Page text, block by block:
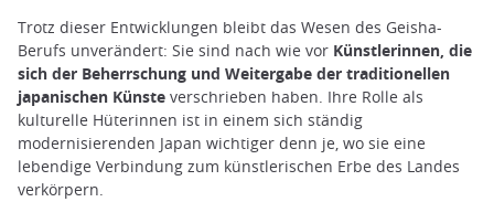
Trotz dieser Entwicklungen bleibt das Wesen des Geisha-
Berufs unverändert: Sie sind nach wie vor Künstlerinnen, die
sich der Beherrschung und Weitergabe der traditionellen
japanischen Künste verschrieben haben. Ihre Rolle als
kulturelle Hüterinnen ist in einem sich ständig
modernisierenden Japan wichtiger denn je, wo sie eine
lebendige Verbindung zum künstlerischen Erbe des Landes
verkörpern.